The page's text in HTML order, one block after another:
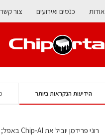
אודות כנסים ואירועים צור קשר
הידיעות הנקראות ביותר
רוני פרידמן יוביל את Chip‑AI באפל; טל ענבר ינהל את…